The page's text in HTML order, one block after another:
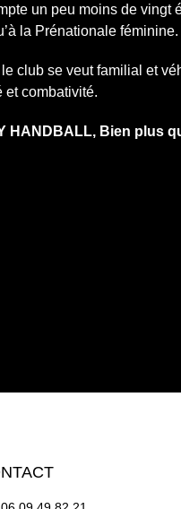
un peu moins de vingt
la Prénationale féminine.
club se veut familial et
et combativité.
HANDBALL, Bien plus